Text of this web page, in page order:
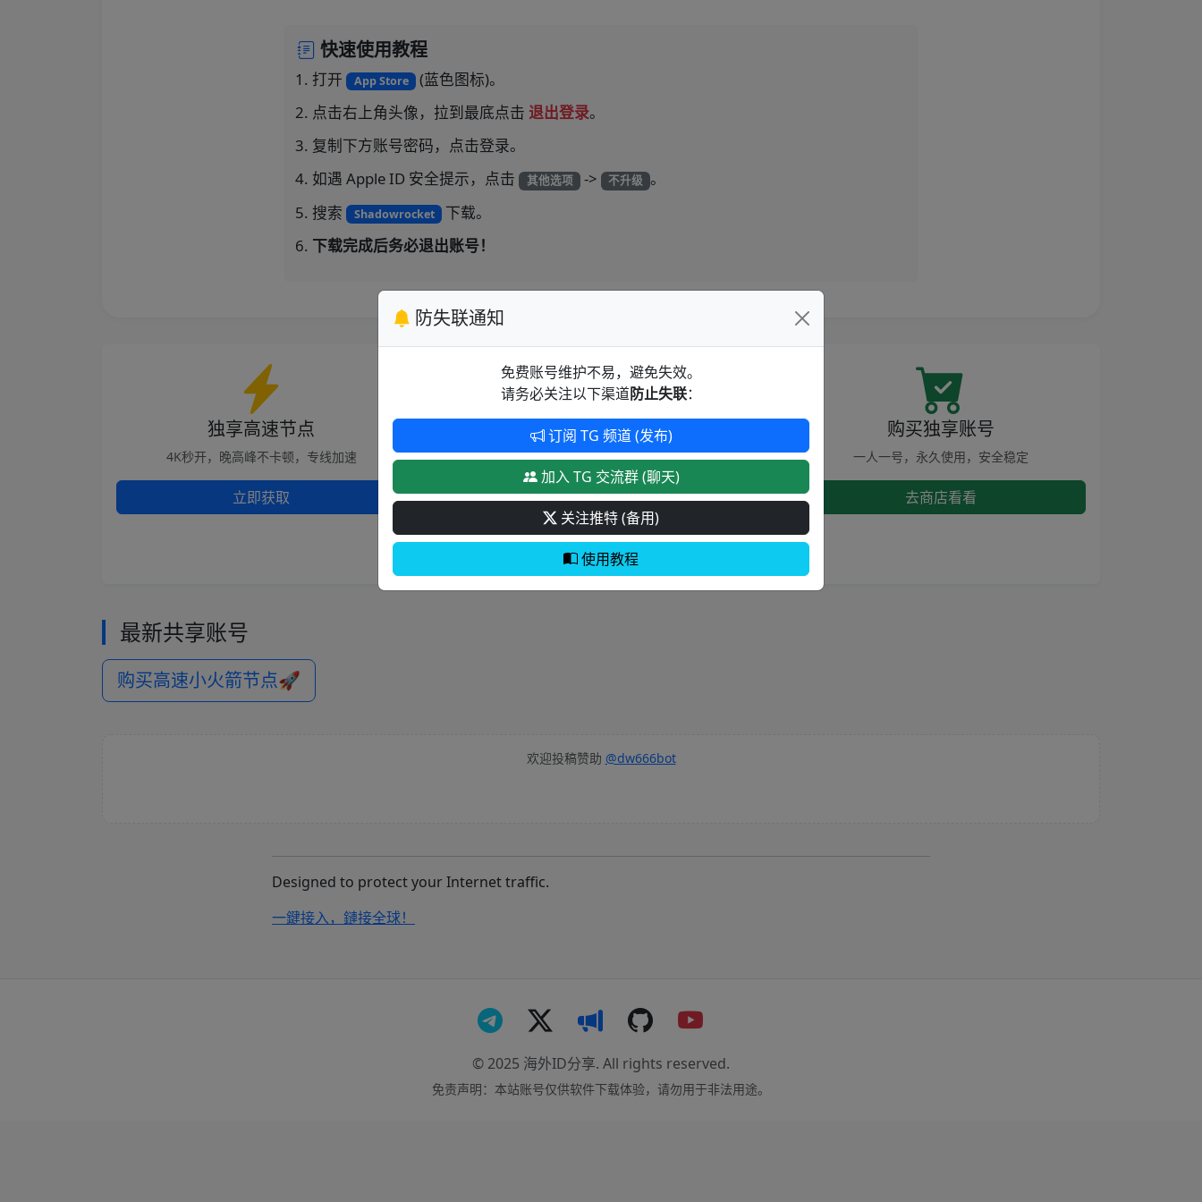
快速使用教程
打开 App Store (蓝色图标)。
点击右上角头像，拉到最底点击 退出登录。
复制下方账号密码，点击登录。
如遇 Apple ID 安全提示，点击 其他选项 -> 不升级 。
搜索 Shadowrocket
下载。
下载完成后务必退出账号！
独享高速节点
4K秒开，晚高峰不卡顿，专线加速
立即获取
加入社群 & 关注推特
获取最新域名和账号更新，防止失联
加入TG交流群
关注推特 (X)
购买独享账号
一人一号，永久使用，安全稳定
去商店看看
最新共享账号
购买高速小火箭节点🚀
欢迎投稿赞助 @dw666bot
Designed to protect your Internet traffic.
一鍵接入，鏈接全球！
© 2025 海外ID分享. All rights reserved.
免责声明：本站账号仅供软件下载体验，请勿用于非法用途。
防失联通知
免费账号维护不易，避免失效。
请务必关注以下渠道防止失联：
订阅 TG 频道 (发布)
加入 TG 交流群 (聊天)
关注推特 (备用)
使用教程